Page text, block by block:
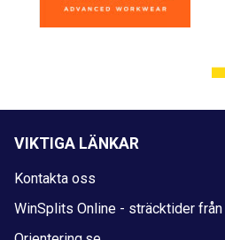
VIKTIGA LÄNKAR
Kontakta oss
WinSplits Online - sträcktider